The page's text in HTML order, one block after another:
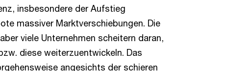
insbesondere der Aufstieg
massiver Marktverschiebungen. Die
viele Unternehmen scheitern daran,
diese weiterzuentwickeln. Das
angesichts der schieren